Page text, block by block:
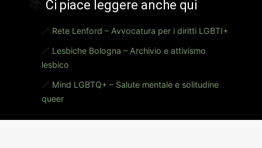
Ci piace leggere anche qui
🔗 Rete Lenford – Avvocatura per i diritti LGBTI+
🔗 Lesbiche Bologna – Archivio e attivismo
lesbico
🔗 Mind LGBTQ+ – Salute mentale e solitudine
queer